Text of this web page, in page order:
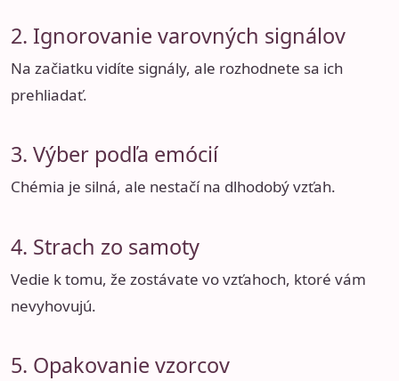
2. Ignorovanie varovných signálov
Na začiatku vidíte signály, ale rozhodnete sa ich
prehliadať.
3. Výber podľa emócií
Chémia je silná, ale nestačí na dlhodobý vzťah.
4. Strach zo samoty
Vedie k tomu, že zostávate vo vzťahoch, ktoré vám
nevyhovujú.
5. Opakovanie vzorcov